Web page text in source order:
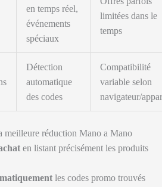
en temps réel,
événements
spéciaux
limitées dans le
temps
Détection
automatique
des codes
Compatibilité
variable selon
navigateur/
meilleure réduction Mano a Mano
en listant précisément les produits
les codes promo trouvés